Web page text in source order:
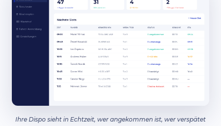
Ihre Dispo sieht in Echtzeit, wer angekommen ist, wer verspätet